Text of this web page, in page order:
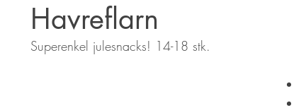
Havreflarn
Superenkel julesnacks! 14-18 stk.